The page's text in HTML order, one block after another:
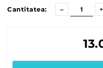
Cantitatea: